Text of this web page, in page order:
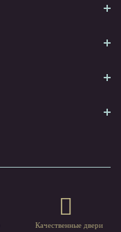
Качественные двери